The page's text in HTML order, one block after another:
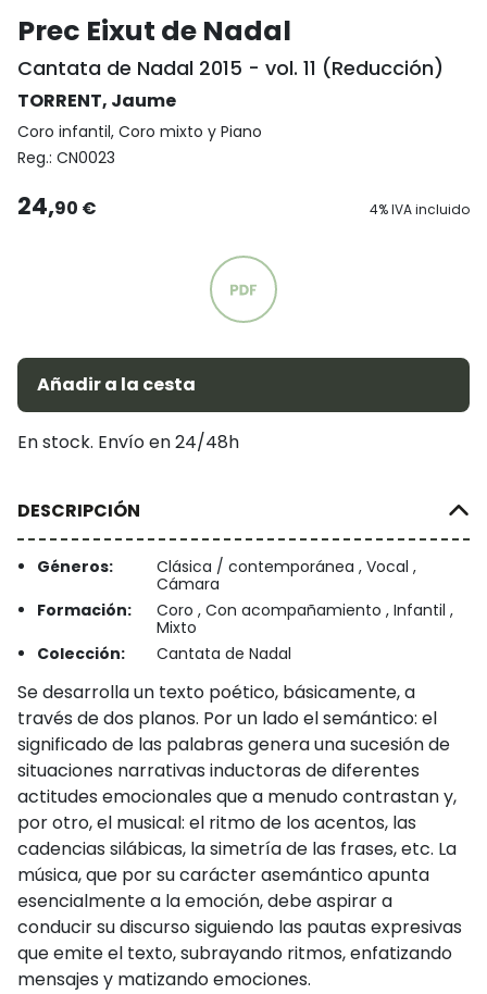
Prec Eixut de Nadal
Cantata de Nadal 2015 - vol. 11 (Reducción)
TORRENT, Jaume
Coro infantil, Coro mixto y Piano
Reg.: CN0023
24,90 € 4% IVA incluido
Añadir a la cesta
En stock. Envío en 24/48h
DESCRIPCIÓN
Géneros:
Clásica / contemporánea , Vocal ,
Cámara
Formación:
Coro , Con acompañamiento , Infantil ,
Mixto
Colección:
Cantata de Nadal
Se desarrolla un texto poético, básicamente, a
través de dos planos. Por un lado el semántico: el
significado de las palabras genera una sucesión de
situaciones narrativas inductoras de diferentes
actitudes emocionales que a menudo contrastan y,
por otro, el musical: el ritmo de los acentos, las
cadencias silábicas, la simetría de las frases, etc. La
música, que por su carácter asemántico apunta
esencialmente a la emoción, debe aspirar a
conducir su discurso siguiendo las pautas expresivas
que emite el texto, subrayando ritmos, enfatizando
mensajes y matizando emociones.